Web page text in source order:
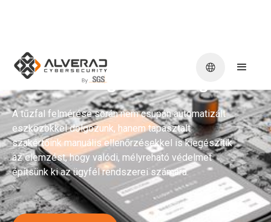
Tűzfal -konfigurációvizsgálat
A tűzfal felmérése során nem csupán automatizált
eszközökkel dolgozunk, hanem tapasztalt
szakértőink manuális ellenőrzésekkel is kiegészítik
az elemzést, hogy valódi, mélyreható védelmet
építsünk ki az ügyfél rendszerei számára.